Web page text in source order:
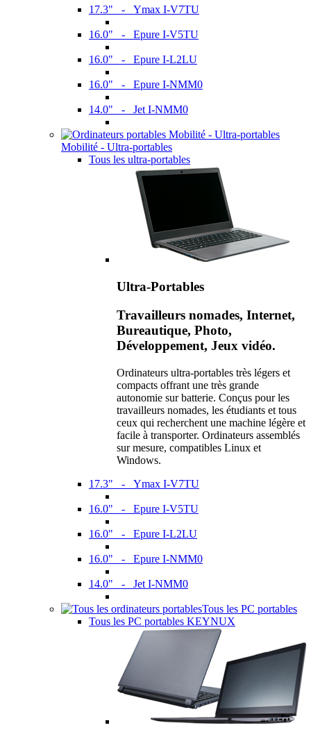
17.3" - Ymax I-V7TU
16.0" - Epure I-V5TU
16.0" - Epure I-L2LU
16.0" - Epure I-NMM0
14.0" - Jet I-NMM0
Mobilité - Ultra-portables
Tous les ultra-portables
Ultra-Portables
Travailleurs nomades, Internet,
Bureautique, Photo,
Développement, Jeux vidéo.
Ordinateurs ultra-portables très légers et
compacts offrant une très grande
autonomie sur batterie. Conçus pour les
travailleurs nomades, les étudiants et tous
ceux qui recherchent une machine légère et
facile à transporter. Ordinateurs assemblés
sur mesure, compatibles Linux et
Windows.
17.3" - Ymax I-V7TU
16.0" - Epure I-V5TU
16.0" - Epure I-L2LU
16.0" - Epure I-NMM0
14.0" - Jet I-NMM0
Tous les PC portables
Tous les PC portables KEYNUX